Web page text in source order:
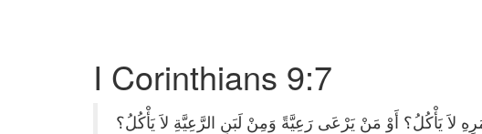
I Corinthians 9:7
يَأْكُلُ؟ أَوْ مَنْ يَرْعَى رَعِيَّةً وَمِنْ لَبَنِ الرَّعِيَّةِ لاَ يَأْكُلُ؟